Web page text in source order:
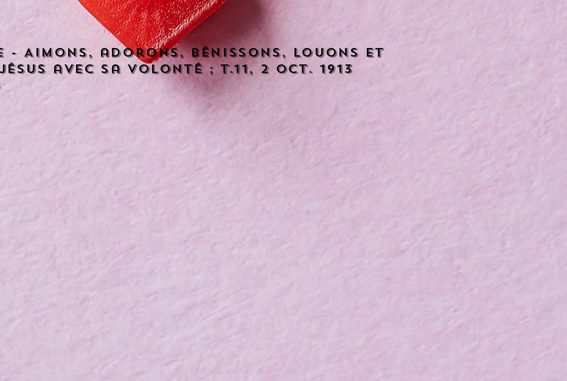
- Aimons, adorons, bénissons, louons et
avec sa volonté ; T.11, 2 oct. 1913